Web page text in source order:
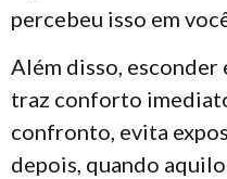
percebeu isso em
Além disso, esconder
traz conforto
confronto, evita
depois, quando